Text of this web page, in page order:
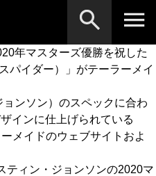
年マスターズ優勝を祝した
パイダー）」がテーラーメイ
ョンソン）のスペックに合わ
インに仕上げられている
メイドのウェブサイトおよ
ティン・ジョンソンの2020マ
ング
ニック
い事柄を入
検索